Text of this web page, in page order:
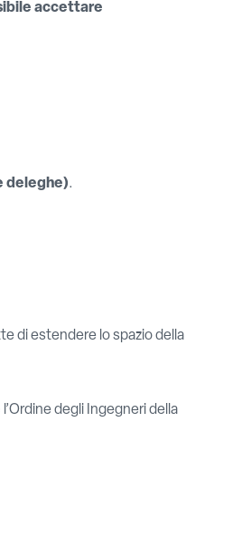
accettare
deleghe).
di estendere lo spazio della
l’Ordine degli Ingegneri della